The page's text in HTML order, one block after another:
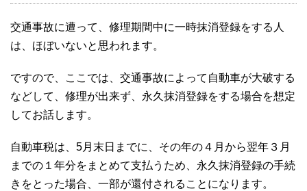
交通事故に遭って、修理期間中に一時抹消登録をする人
は、ほぼいないと思われます。
ですので、ここでは、交通事故によって自動車が大破する
などして、修理が出来ず、永久抹消登録をする場合を想定
してお話します。
自動車税は、5月末日までに、その年の４月から翌年３月
までの１年分をまとめて支払うため、永久抹消登録の手続
きをとった場合、一部が還付されることになります。